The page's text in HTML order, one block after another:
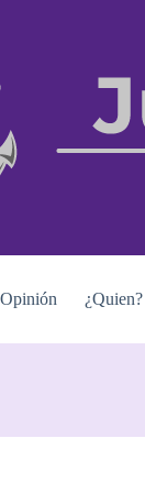
Opinión ¿Quien?